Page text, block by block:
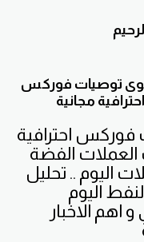
توصيات فوركس
مجانية
فوركس احترافية
العملات الفضة
اليوم .. تحليل
اليوم
اهم الاخبار